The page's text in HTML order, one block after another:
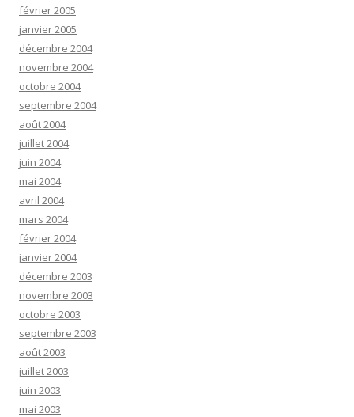
février 2005
janvier 2005
décembre 2004
novembre 2004
octobre 2004
septembre 2004
août 2004
juillet 2004
juin 2004
mai 2004
avril 2004
mars 2004
février 2004
janvier 2004
décembre 2003
novembre 2003
octobre 2003
septembre 2003
août 2003
juillet 2003
juin 2003
mai 2003